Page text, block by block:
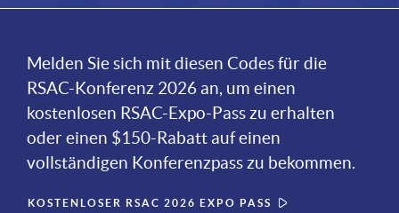
Melden Sie sich mit diesen Codes für die
RSAC-Konferenz 2026 an, um einen
kostenlosen RSAC-Expo-Pass zu erhalten
oder einen $150-Rabatt auf einen
vollständigen Konferenzpass zu bekommen.
KOSTENLOSER RSAC 2026 EXPO PASS